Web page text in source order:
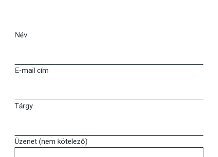
Név
E-mail cím
Tárgy
Üzenet (nem kötelező)